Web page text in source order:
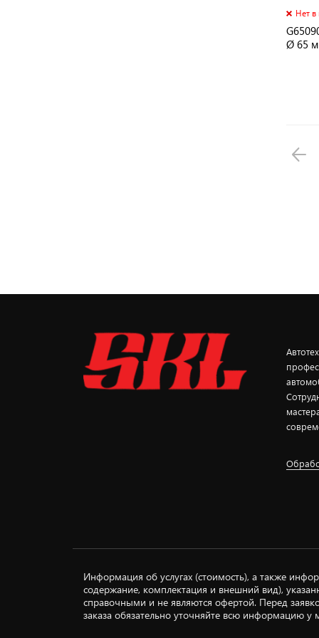
Нет в
Ø 65
Информация об услугах (стоимость), а также
содержание, комплектация и внешний вид),
справочными и не являются офертой. Перед
заказа обязательно уточняйте всю информацию у